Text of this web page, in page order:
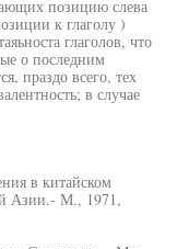
позицию слева
к глаголу )
глаголов, что
о последним
праздо всего, тех
в случае
в китайском
Азии.- М., 1971,